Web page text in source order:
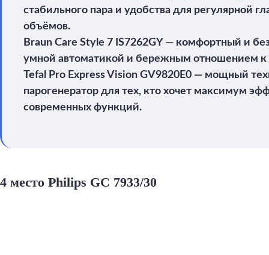
стабильного пара и удобства для регулярной
объёмов.
Braun Care Style 7 IS7262GY — комфортный и
умной автоматикой и бережным отношением к
Tefal Pro Express Vision GV9820E0 — мощный
парогенератор для тех, кто хочет максимум
современных функций.
4 место Philips GC 7933/30